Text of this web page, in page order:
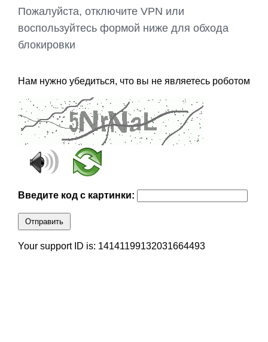
Пожалуйста, отключите VPN или
воспользуйтесь формой ниже для обхода
блокировки
Нам нужно убедиться, что вы не являетесь роботом
Введите код с картинки:
Отправить
Your support ID is: 14141199132031664493